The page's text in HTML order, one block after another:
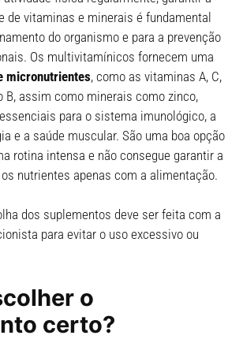
de vitaminas e minerais é fundamental
do organismo e para a prevenção
Os multivitamínicos fornecem uma
micronutrientes, como as vitaminas A, C,
B, assim como minerais como zinco,
para o sistema imunológico, a
e a saúde muscular. São uma boa opção
rotina intensa e não consegue garantir a
nutrientes apenas com a alimentação.
dos suplementos deve ser feita com a
para evitar o uso excessivo ou
o
certo?